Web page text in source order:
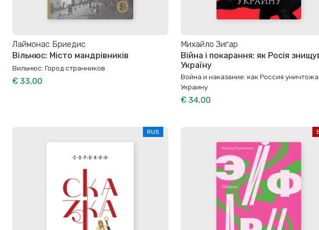
Лаймонас Бриедис
Вільнюс: Місто мандрівників
Вильнюс: Город странников
€ 33,00
Михайло Зиґар
Війна і покарання: як Росія
Україну
Война и наказание: как Россия
Украину
€ 34,00
RUS